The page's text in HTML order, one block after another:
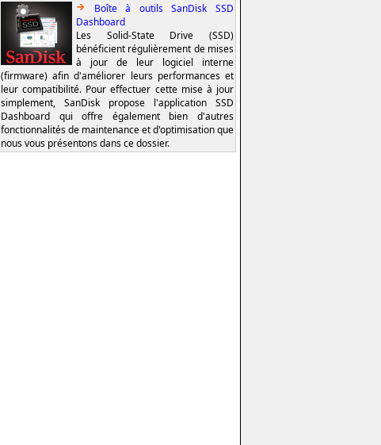
Boîte à outils SanDisk SSD
Dashboard
Les Solid-State Drive (SSD)
bénéficient régulièrement de mises
à jour de leur logiciel interne
(firmware) afin d'améliorer leurs performances et
leur compatibilité. Pour effectuer cette mise à jour
simplement, SanDisk propose l'application SSD
Dashboard qui offre également bien d'autres
fonctionnalités de maintenance et d'optimisation que
nous vous présentons dans ce dossier.